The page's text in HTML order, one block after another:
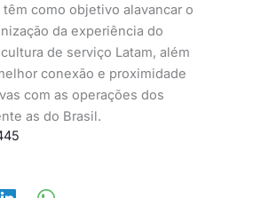
como objetivo alavancar o
da experiência do
de serviço Latam, além
conexão e proximidade
com as operações dos
as do Brasil.